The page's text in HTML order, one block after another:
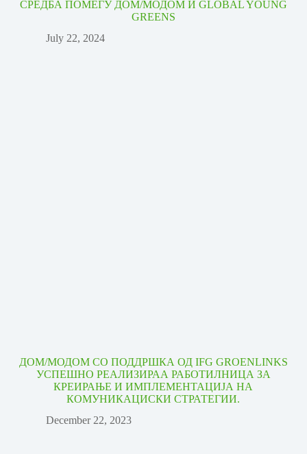
СРЕДБА ПОМЕЃУ ДОМ/МОДОМ И GLOBAL YOUNG
GREENS
July 22, 2024
ДОМ/МОДОМ СО ПОДДРШКА ОД IFG GROENLINKS
УСПЕШНО РЕАЛИЗИРАА РАБОТИЛНИЦА ЗА
КРЕИРАЊЕ И ИМПЛЕМЕНТАЦИЈА НА
КОМУНИКАЦИСКИ СТРАТЕГИИ.
December 22, 2023